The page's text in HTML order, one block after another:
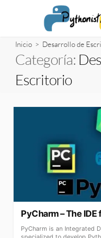
Inicio > Desarrollo de
Categoría:
Escritorio
PyCharm – The
PyCharm is an Integrated